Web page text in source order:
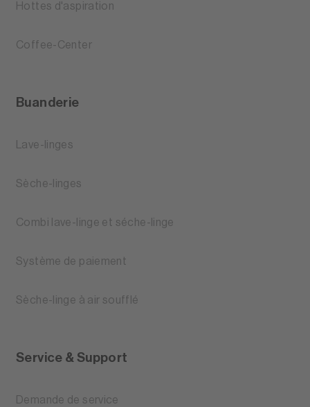
Hottes d'aspiration
Coffee-Center
Buanderie
Lave-linges
Sèche-linges
Combi lave-linge et séche-linge
Système de paiement
Sèche-linge à air soufflé
Service & Support
Demande de service